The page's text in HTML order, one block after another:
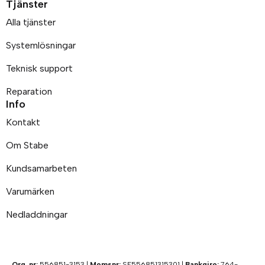
Tjänster
Alla tjänster
Systemlösningar
Teknisk support
Reparation
Info
Kontakt
Om Stabe
Kundsamarbeten
Varumärken
Nedladdningar